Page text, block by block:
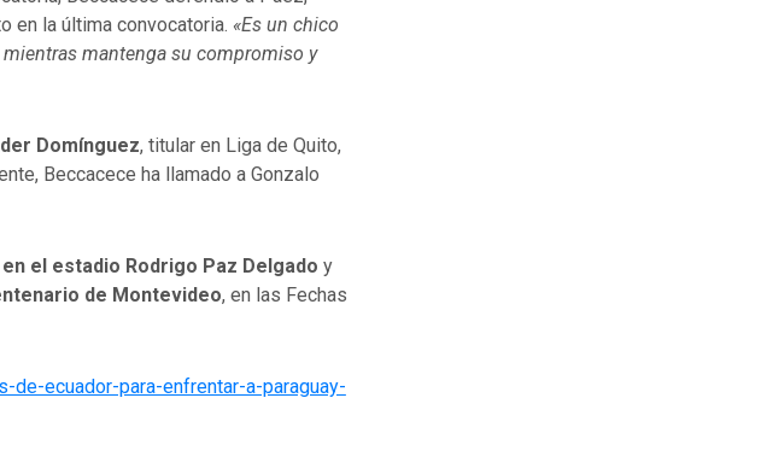
en la última convocatoria. «Es un chico
mantenga su compromiso y
Domínguez, titular en Liga de Quito,
Beccacece ha llamado a Gonzalo
el estadio Rodrigo Paz Delgado y
de Montevideo, en las Fechas
ecuador-para-enfrentar-a-paraguay-